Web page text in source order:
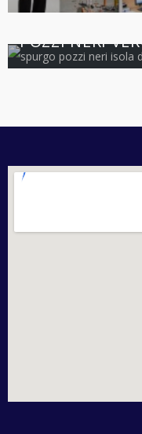
5.0 VERONA
POZZI NERI